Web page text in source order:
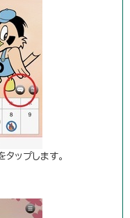
ップします。